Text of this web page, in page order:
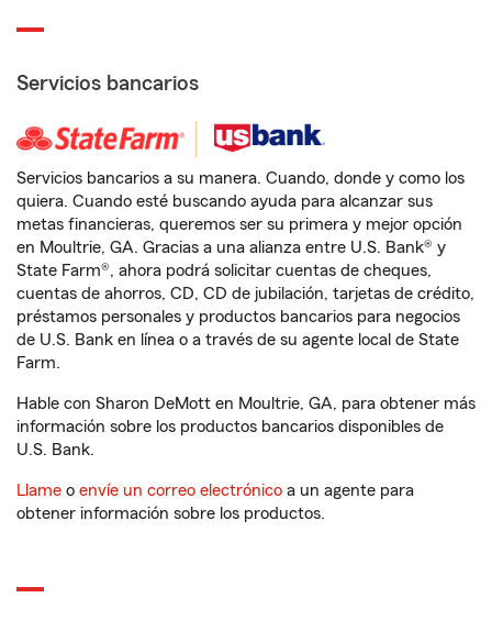
Servicios bancarios
Servicios bancarios a su manera. Cuando, donde y como los
quiera. Cuando esté buscando ayuda para alcanzar sus
metas financieras, queremos ser su primera y mejor opción
en Moultrie, GA. Gracias a una alianza entre U.S. Bank® y
State Farm®, ahora podrá solicitar cuentas de cheques,
cuentas de ahorros, CD, CD de jubilación, tarjetas de crédito,
préstamos personales y productos bancarios para negocios
de U.S. Bank en línea o a través de su agente local de State
Farm.
Hable con Sharon DeMott en Moultrie, GA, para obtener más
información sobre los productos bancarios disponibles de
U.S. Bank.
Llame o envíe un correo electrónico a un agente para
obtener información sobre los productos.